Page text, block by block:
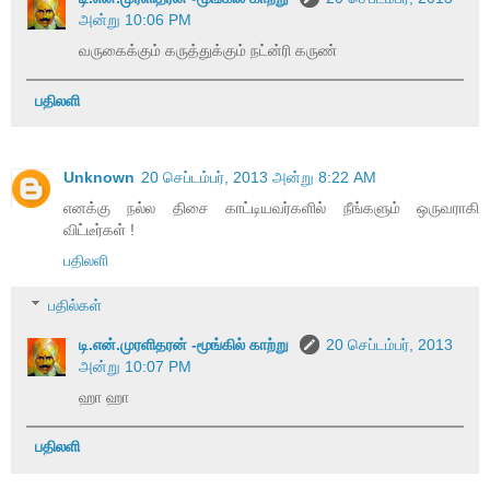
அன்று 10:06 PM
வருகைக்கும் கருத்துக்கும் நட்ன்ரி கருண்
பதிலளி
Unknown 20 செப்டம்பர், 2013 அன்று 8:22 AM
எனக்கு நல்ல திசை காட்டியவர்களில் நீங்களும் ஒருவராகி
விட்டீர்கள் !
பதிலளி
பதில்கள்
டி.என்.முரளிதரன் -மூங்கில் காற்று
20 செப்டம்பர், 2013
அன்று 10:07 PM
ஹா ஹா
பதிலளி